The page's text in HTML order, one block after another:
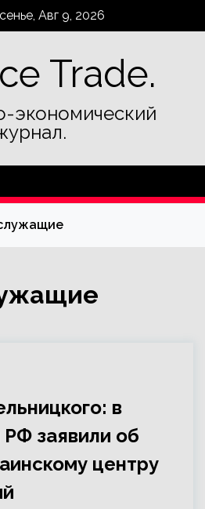
Авг 9, 2026
Trade.
экономический
в
заявили об
центру